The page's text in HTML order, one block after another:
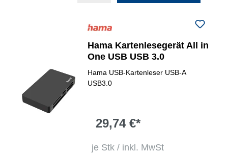
Hama Kartenlesegerät All in
One USB USB 3.0
Hama USB-Kartenleser USB-A
USB3.0
29,74 €*
je Stk / inkl. MwSt